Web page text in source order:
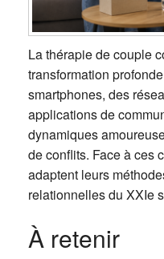
La thérapie de couple
transformation
smartphones, des
applications de
dynamiques
de conflits. Face à ces
adaptent leurs
relationnelles du XXIe
À retenir